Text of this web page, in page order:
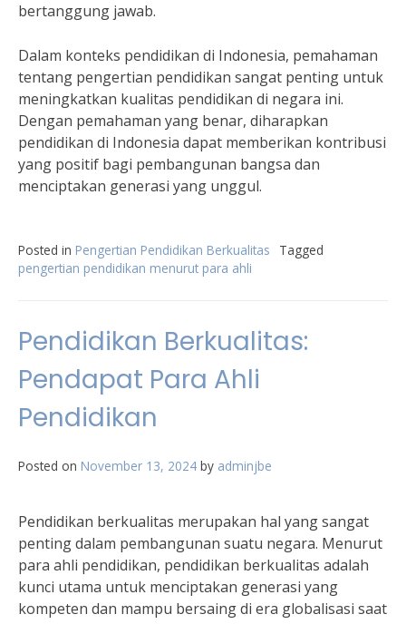
bertanggung jawab.
Dalam konteks pendidikan di Indonesia, pemahaman
tentang pengertian pendidikan sangat penting untuk
meningkatkan kualitas pendidikan di negara ini.
Dengan pemahaman yang benar, diharapkan
pendidikan di Indonesia dapat memberikan kontribusi
yang positif bagi pembangunan bangsa dan
menciptakan generasi yang unggul.
Posted in Pengertian Pendidikan Berkualitas
Tagged
pengertian pendidikan menurut para ahli
Pendidikan Berkualitas:
Pendapat Para Ahli
Pendidikan
Posted on November 13, 2024 by adminjbe
Pendidikan berkualitas merupakan hal yang sangat
penting dalam pembangunan suatu negara. Menurut
para ahli pendidikan, pendidikan berkualitas adalah
kunci utama untuk menciptakan generasi yang
kompeten dan mampu bersaing di era globalisasi saat